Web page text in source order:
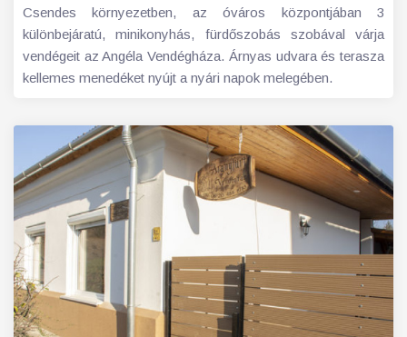
Csendes környezetben, az óváros központjában 3
különbejáratú, minikonyhás, fürdőszobás szobával várja
vendégeit az Angéla Vendégháza. Árnyas udvara és terasza
kellemes menedéket nyújt a nyári napok melegében.